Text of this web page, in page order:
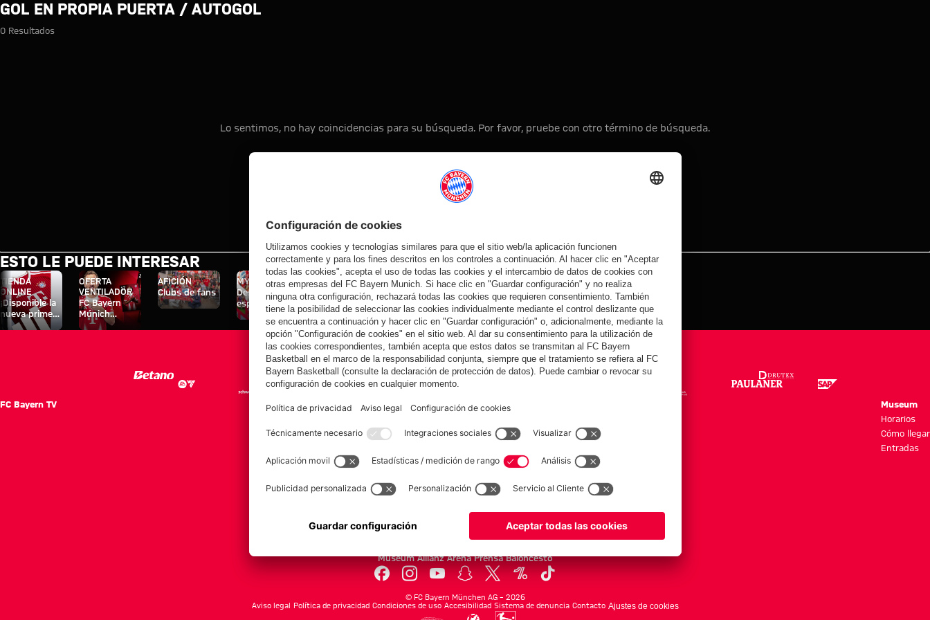
Búsqueda: Gol en propia puerta / Autogol
GOL EN PROPIA PUERTA / AUTOGOL
0 Resultados
Lo sentimos, no hay coincidencias para su búsqueda. Por favor, pruebe con otro término de búsqueda.
ESTO LE PUEDE INTERESAR
TIENDA
ONLINE
¡Disponible la
nueva primera
equipación
OFERTA
VENTILADOR
FC Bayern
Múnich
Tarjetas de
AFICIÓN
Clubs de fans
MYFCBAYERN
Descubre tu
espacio
personal para
Colaborador
FC Bayern TV
FC Bayern.com
Equipo
Afición
Moda
Nuevo
Museum
Horarios
Cómo llegar
Entradas
Museum Allianz Arena Prensa Baloncesto
© FC Bayern München AG – 2026
Aviso legal Política de privacidad Condiciones de uso Accesibilidad Sistema de denuncia Contacto Ajustes de cookies